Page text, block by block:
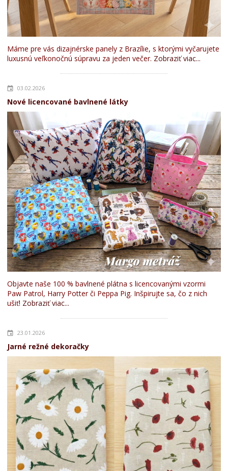
Máme pre vás dizajnérske panely z Brazílie, s ktorými vyčarujete
luxusnú veľkonočnú súpravu za jeden večer. Zobraziť viac...
03.02.2026
Nové licencované bavlnené látky
Objavte naše 100 % bavlnené plátna s licencovanými vzormi
Paw Patrol, Harry Potter či Peppa Pig. Inšpirujte sa, čo z nich
ušiť! Zobraziť viac...
23.01.2026
Jarné režné dekoračky